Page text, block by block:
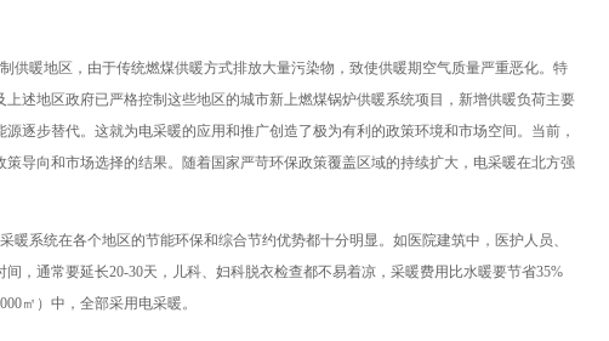
供暖地区，由于传统燃煤供暖方式排放大量污染物，致使供暖期空气质量严重恶化。特
述地区政府已严格控制这些地区的城市新上燃煤锅炉供暖系统项目，新增供暖负荷主要
逐步替代。这就为电采暖的应用和推广创造了极为有利的政策环境和市场空间。当前，
导向和市场选择的结果。随着国家严苛环保政策覆盖区域的持续扩大，电采暖在北方强
系统在各个地区的节能环保和综合节约优势都十分明显。如医院建筑中，医护人员、
，通常要延长20-30天，儿科、妇科脱衣检查都不易着凉，采暖费用比水暖要节省35%
㎡）中，全部采用电采暖。